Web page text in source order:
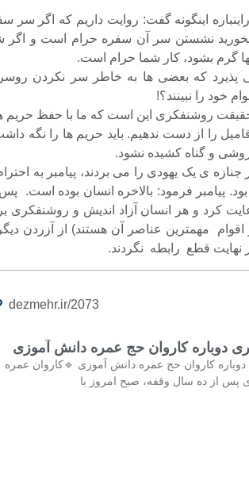
اینگونه گفت: روایت داریم که اگر سر
نشستن سر آن سفره حرام است و اگر
گرم بشود، کار شما حرام است.
پذیرد که بعضی ها به خاطر سر نکردن
خود را نبینند؟!
روشنفکری این است که ما با حفظ حریم
را از دست ندهیم. باید حریم ها را نگه
و گناه کشیده نشود.
ی یک یهودی را می بردند، پیامبر به
بود. پیامبر فرمود: بالاخره انسان بوده است.
کرد و هر انسان آزاد اندیش و روشنفکری
مهمترین عناصر آن هستند) از آزردن
نهایت قطع رابطه نگردند.
dezmehr.ir/2073
دوباره کاروان حج عمره دانش آموزی
کاروان حج عمره دانش آموزی 🔹کاروان عمره
پس از ده سال وقفه، صبح امروز با